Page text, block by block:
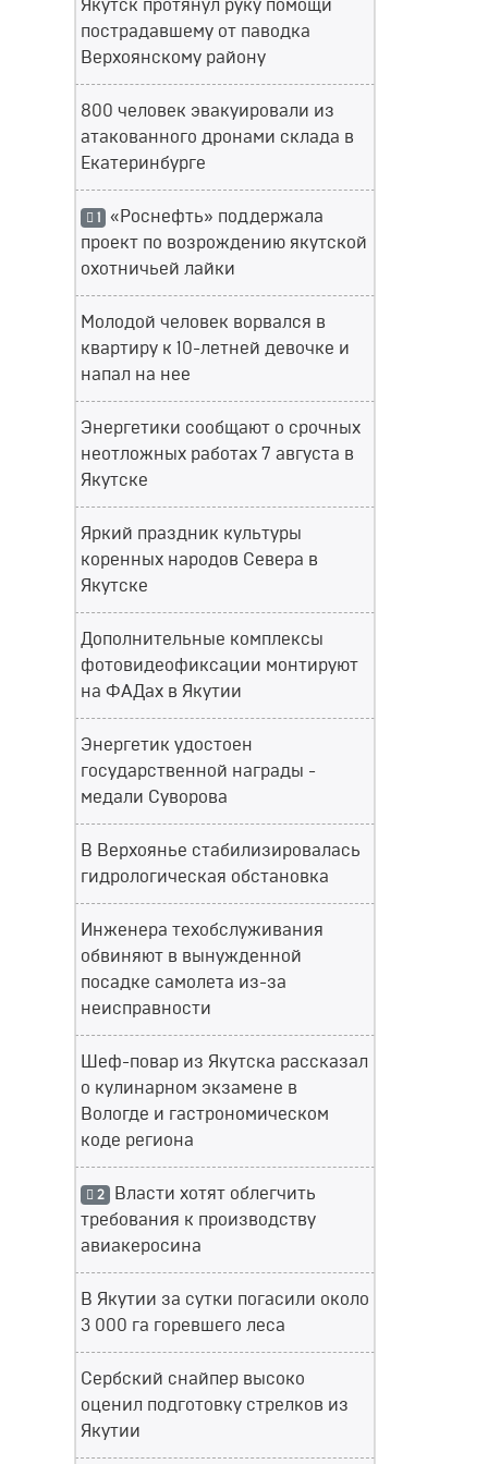
Якутск протянул руку помощи
пострадавшему от паводка
Верхоянскому району
800 человек эвакуировали из
атакованного дронами склада в
Екатеринбурге
1 «Роснефть» поддержала
проект по возрождению якутской
охотничьей лайки
Молодой человек ворвался в
квартиру к 10-летней девочке и
напал на нее
Энергетики сообщают о срочных
неотложных работах 7 августа в
Якутске
Яркий праздник культуры
коренных народов Севера в
Якутске
Дополнительные комплексы
фотовидеофиксации монтируют
на ФАДах в Якутии
Энергетик удостоен
государственной награды -
медали Суворова
В Верхоянье стабилизировалась
гидрологическая обстановка
Инженера техобслуживания
обвиняют в вынужденной
посадке самолета из-за
неисправности
Шеф-повар из Якутска рассказал
о кулинарном экзамене в
Вологде и гастрономическом
коде региона
2 Власти хотят облегчить
требования к производству
авиакеросина
В Якутии за сутки погасили около
3 000 га горевшего леса
Сербский снайпер высоко
оценил подготовку стрелков из
Якутии